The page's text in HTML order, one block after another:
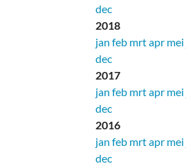
dec
2018
jan feb mrtapr mei
dec
2017
jan feb mrtapr mei
dec
2016
jan feb mrtapr mei
dec